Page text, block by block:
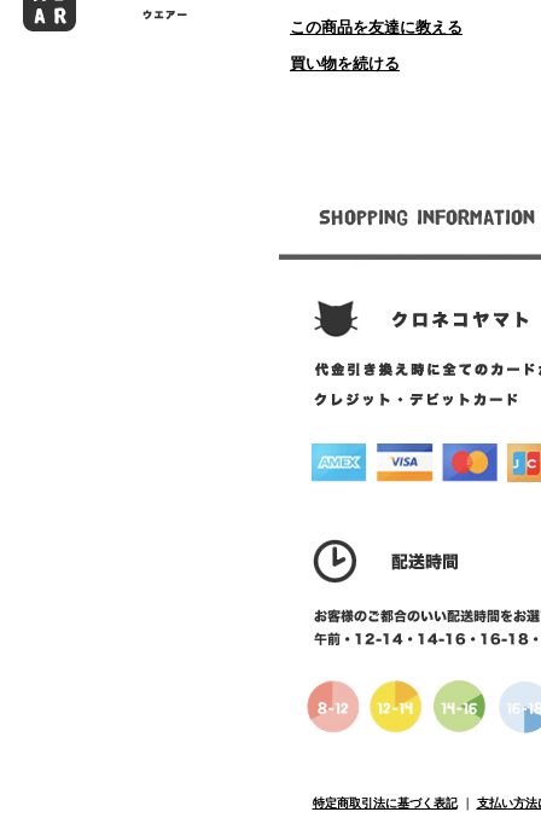
この商品を友達に教える
買い物を続ける
特定商取引法に基づく表記｜ 支払い方法